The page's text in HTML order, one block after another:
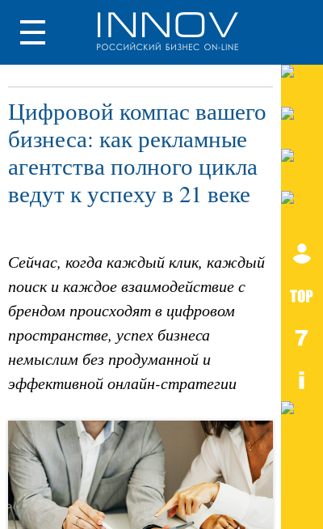
Цифровой компас вашего
бизнеса: как рекламные
агентства полного цикла
ведут к успеху в 21 веке
Сейчас, когда каждый клик, каждый
поиск и каждое взаимодействие с
брендом происходят в цифровом
пространстве, успех бизнеса
немыслим без продуманной и
эффективной онлайн-стратегии